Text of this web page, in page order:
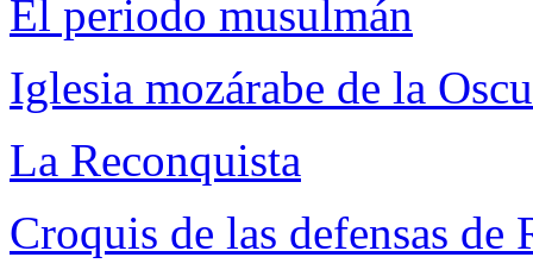
El periodo musulmán
Iglesia mozárabe de la
La Reconquista
Croquis de las defensas de